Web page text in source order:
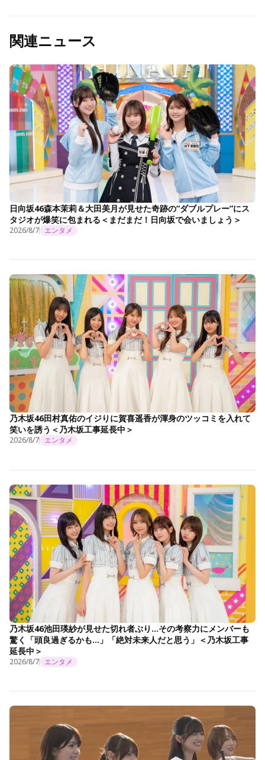
関連ニュース
日向坂46森本茉莉＆大田美月が見せた奇跡の“ダブルプレー”にス
タジオが爆笑に包まれる＜まだまだ！日向坂で会いましょう＞
2026/8/7 エンタメ
乃木坂46田村真佑のイジりに賀喜遥香が渾身のツッコミを入れて
笑いを誘う＜乃木坂工事延長中＞
2026/8/7 エンタメ
乃木坂46池田瑛紗が見せた切れ者ぶり…その考察力にメンバーも
驚く「頭良過ぎるかも…」「絶対未来人だと思う」＜乃木坂工事
延長中＞
2026/8/7 エンタメ